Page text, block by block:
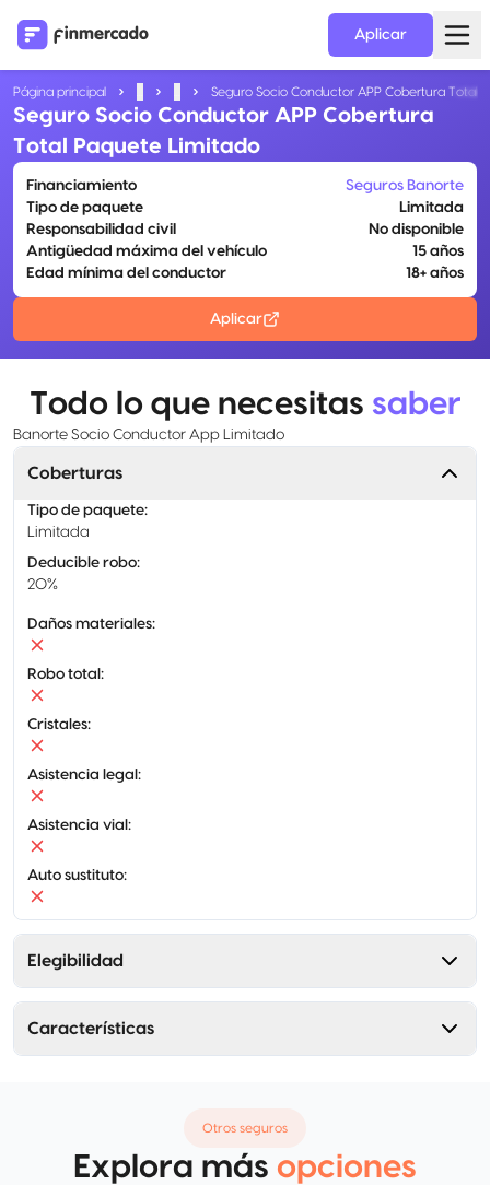
Aplicar
Página principal Seguro Socio Conductor APP Cobertura Total
Seguro Socio Conductor APP Cobertura
Total Paquete Limitado
Financiamiento
Seguros Banorte
Tipo de paquete
Limitada
Responsabilidad civil
No disponible
Antigüedad máxima del vehículo
15 años
Edad mínima del conductor
18+ años
Aplicar
Todo lo que necesitas saber
Banorte Socio Conductor App Limitado
Coberturas
Tipo de paquete:
Limitada
Deducible robo:
20%
Daños materiales:
Robo total :
Cristales:
Asistencia legal :
Asistencia vial :
Auto sustituto:
Elegibilidad
Características
Otros seguros
Explora más opciones